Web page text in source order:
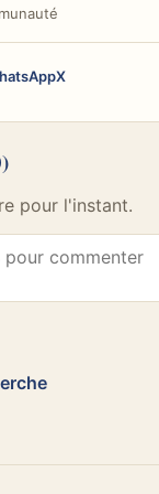
X
pour l'instant.